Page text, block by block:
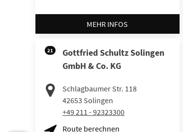
MEHR INFOS
21
Gottfried Schultz Solingen
GmbH & Co. KG
Schlagbaumer Str. 118
42653 Solingen
+49 211 - 92323300
Route berechnen